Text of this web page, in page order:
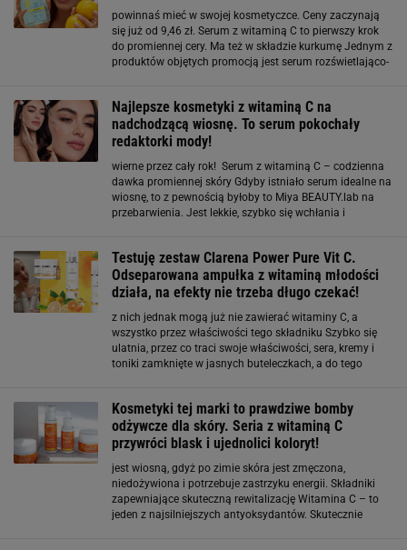
powinnaś mieć w swojej kosmetyczce. Ceny zaczynają
się już od 9,46 zł. Serum z witaminą C to pierwszy krok
do promiennej cery. Ma też w składzie kurkumę Jednym z
produktów objętych promocją jest serum rozświetlająco-
Najlepsze kosmetyki z witaminą C na
nadchodzącą wiosnę. To serum pokochały
redaktorki mody!
wierne przez cały rok! Serum z witaminą C – codzienna
dawka promiennej skóry Gdyby istniało serum idealne na
wiosnę, to z pewnością byłoby to Miya BEAUTY.lab na
przebarwienia. Jest lekkie, szybko się wchłania i
Testuję zestaw Clarena Power Pure Vit C.
Odseparowana ampułka z witaminą młodości
działa, na efekty nie trzeba długo czekać!
z nich jednak mogą już nie zawierać witaminy C, a
wszystko przez właściwości tego składniku Szybko się
ulatnia, przez co traci swoje właściwości, sera, kremy i
toniki zamknięte w jasnych buteleczkach, a do tego
Kosmetyki tej marki to prawdziwe bomby
odżywcze dla skóry. Seria z witaminą C
przywróci blask i ujednolici koloryt!
jest wiosną, gdyż po zimie skóra jest zmęczona,
niedożywiona i potrzebuje zastrzyku energii. Składniki
zapewniające skuteczną rewitalizację Witamina C – to
jeden z najsilniejszych antyoksydantów. Skutecznie